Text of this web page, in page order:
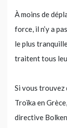
À moins de
force, il n’y a
le plus
traitent tous
Si vous trouvez
Troïka en
directive